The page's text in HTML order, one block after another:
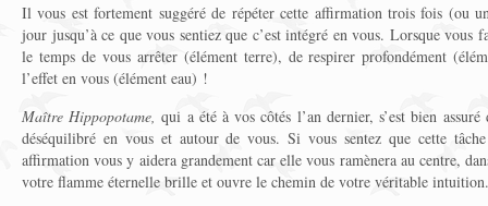
Il vous est fortement suggéré de répéter cette affirmation trois fois (ou
jour jusqu’à ce que vous sentiez que c’est intégré en vous. Lorsque vous
le temps de vous arrêter (élément terre), de respirer profondément
l’effet en vous (élément eau) !
Maître Hippopotame, qui a été à vos côtés l’an dernier, s’est bien
déséquilibré en vous et autour de vous. Si vous sentez que cette
affirmation vous y aidera grandement car elle vous ramènera au centre,
votre flamme éternelle brille et ouvre le chemin de votre véritable intuition.